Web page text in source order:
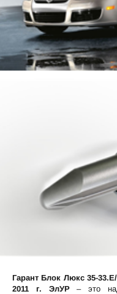
Гарант Блок Люкс 35-
2011 г. ЭлУР– это